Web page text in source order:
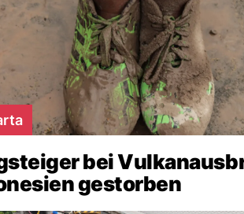
bei
gestorben